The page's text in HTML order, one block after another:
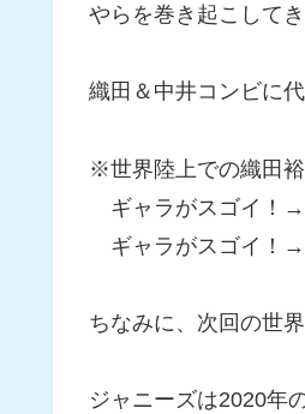
やらを巻き起こして
織田＆中井コンビに
※世界陸上での織田
ギャラがスゴイ！→
ギャラがスゴイ！→
ちなみに、次回の世
ジャニーズは2020年